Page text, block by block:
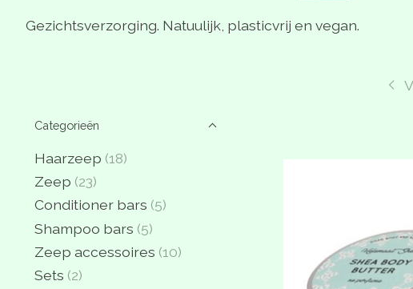
Gezichtsverzorging. Natuulijk, plasticvrij en vegan.
Categorieën
Haarzeep (18)
Zeep (23)
Conditioner bars (5)
Shampoo bars (5)
Zeep accessoires (10)
Sets (2)